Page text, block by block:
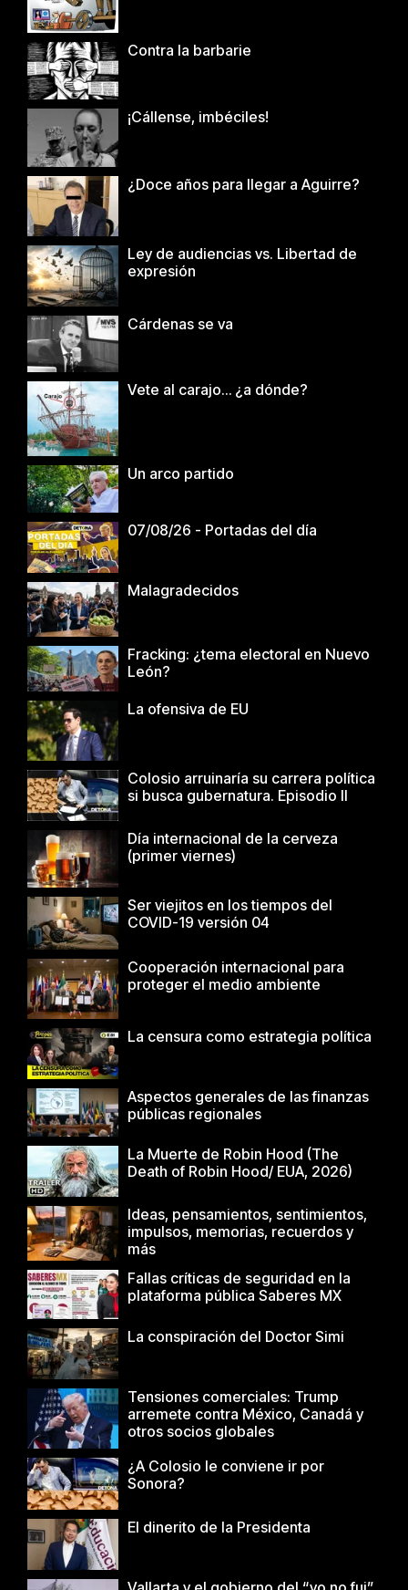
Contra la barbarie
¡Cállense, imbéciles!
¿Doce años para llegar a Aguirre?
Ley de audiencias vs. Libertad de
expresión
Cárdenas se va
Vete al carajo… ¿a dónde?
Un arco partido
07/08/26 - Portadas del día
Malagradecidos
Fracking: ¿tema electoral en Nuevo
León?
La ofensiva de EU
Colosio arruinaría su carrera política
si busca gubernatura. Episodio II
Día internacional de la cerveza
(primer viernes)
Ser viejitos en los tiempos del
COVID-19 versión 04
Cooperación internacional para
proteger el medio ambiente
La censura como estrategia política
Aspectos generales de las finanzas
públicas regionales
La Muerte de Robin Hood (The
Death of Robin Hood/ EUA, 2026)
Ideas, pensamientos, sentimientos,
impulsos, memorias, recuerdos y
más
Fallas críticas de seguridad en la
plataforma pública Saberes MX
La conspiración del Doctor Simi
Tensiones comerciales: Trump
arremete contra México, Canadá y
otros socios globales
¿A Colosio le conviene ir por
Sonora?
El dinerito de la Presidenta